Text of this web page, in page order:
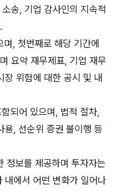
송, 기업 감사인의 지속적
, 첫번째로 해당 기간에
요약 재무제표, 기업 재무
장 위험에 대한 공시 및 내
되어 있으며, 법적 절차,
용, 선순위 증권 불이행 등
정보를 제공하며 투자자는
내에서 어떤 변화가 일어나